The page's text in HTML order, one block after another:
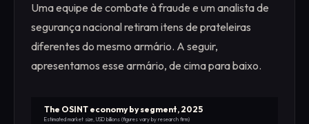
Uma equipe de combate à fraude e um analista de
segurança nacional retiram itens de prateleiras
diferentes do mesmo armário. A seguir,
apresentamos esse armário, de cima para baixo.
The OSINT economy by segment, 2025
Estimated market size, USD billions (figures vary by research firm)